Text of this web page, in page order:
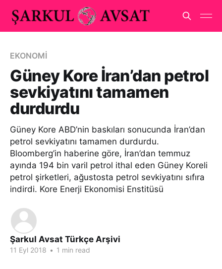
EKONOMİ
Güney Kore İran’dan petrol
sevkiyatını tamamen
durdurdu
Güney Kore ABD’nin baskıları sonucunda İran’dan
petrol sevkiyatını tamamen durdurdu.
Bloomberg’in haberine göre, İran’dan temmuz
ayında 194 bin varil petrol ithal eden Güney Koreli
petrol şirketleri, ağustosta petrol sevkiyatını sıfıra
indirdi. Kore Enerji Ekonomisi Enstitüsü
Şarkul Avsat Türkçe Arşivi
11 Eyl 2018 • 1 min read